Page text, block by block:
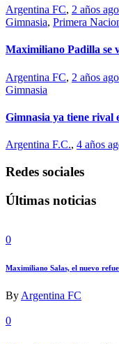
Argentina FC, 2 años ago
Gimnasia, Primera
Maximiliano Padilla se
Argentina FC, 2 años ago
Gimnasia
Gimnasia ya tiene rival
Argentina F.C., 4 años
Redes sociales
Últimas noticias
0
Maximiliano Salas, el nuevo
By Argentina FC
0